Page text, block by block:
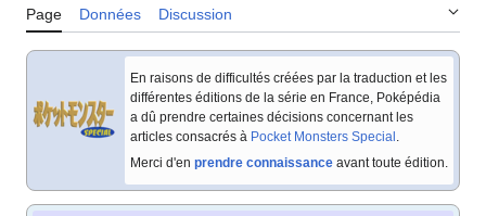
Page Données Discussion
En raisons de difficultés créées par la traduction et les
différentes éditions de la série en France, Poképédia
a dû prendre certaines décisions concernant les
articles consacrés à Pocket Monsters Special.
Merci d'en prendre connaissance avant toute édition.